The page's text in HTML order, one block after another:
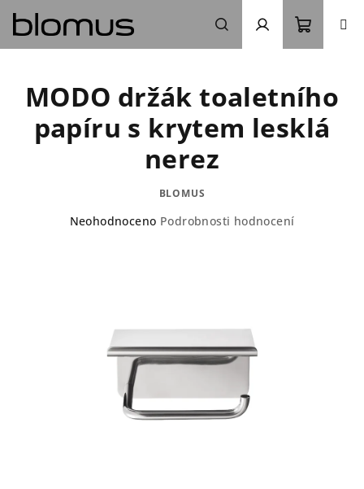
obsah
Hledat Přihlášení
košík
MODO držák toaletního
papíru s krytem lesklá
nerez
BLOMUS
Průměrné
hvězdiček.
Neohodnoceno Podrobnosti hodnocení